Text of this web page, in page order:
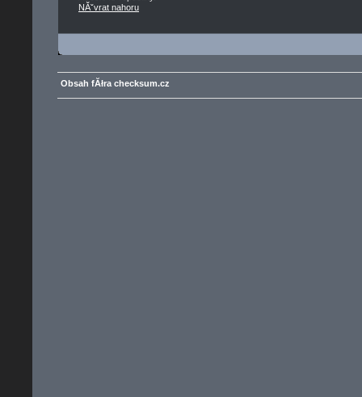
NĂˇvrat nahoru
Obsah fĂłra checksum.cz